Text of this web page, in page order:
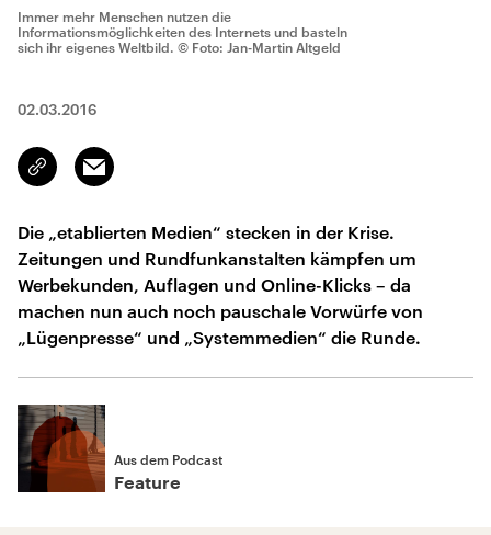
Immer mehr Menschen nutzen die
Informationsmöglichkeiten des Internets und basteln
sich ihr eigenes Weltbild. © Foto: Jan-Martin Altgeld
02.03.2016
Link
kopieren/teilen
Email
Die „etablierten Medien“ stecken in der Krise.
Zeitungen und Rundfunkanstalten kämpfen um
Werbekunden, Auflagen und Online-Klicks – da
machen nun auch noch pauschale Vorwürfe von
„Lügenpresse“ und „Systemmedien“ die Runde.
Aus dem Podcast
Feature